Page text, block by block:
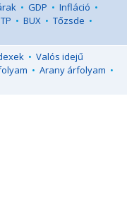
• GDP • Infláció •
• BUX • Tőzsde •
• Valós idejű
• Arany árfolyam •